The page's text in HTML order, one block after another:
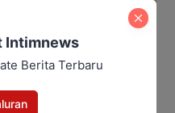
Intimnews
Berita Terbaru